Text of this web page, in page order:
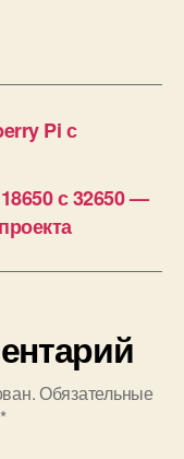
Pi с
с 32650 —
Обязательные
*